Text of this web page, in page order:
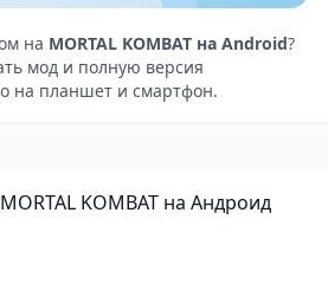
и реалистичными анимациями,
еще более зрелищными и
в игре присутствует
кровавых эффектов, что
может показаться
можно привыкнуть к нему. В
на MORTAL KOMBAT на Android?
мод и полную версия
на планшет и смартфон.
KOMBAT на Андроид